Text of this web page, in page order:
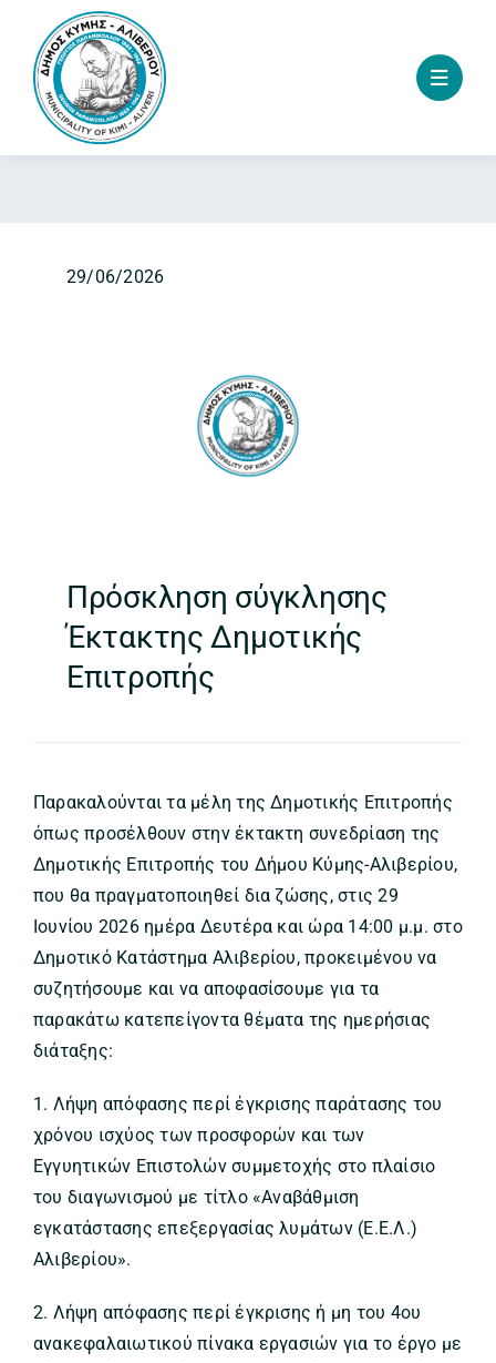
content
29/06/2026
Πρόσκληση σύγκλησης
Έκτακτης Δημοτικής
Επιτροπής
Παρακαλούνται τα μέλη της Δημοτικής Επιτροπής
όπως προσέλθουν στην έκτακτη συνεδρίαση της
Δημοτικής Επιτροπής του Δήμου Κύμης-Αλιβερίου,
που θα πραγματοποιηθεί δια ζώσης, στις 29
Ιουνίου 2026 ημέρα Δευτέρα και ώρα 14:00 μ.μ. στο
Δημοτικό Κατάστημα Αλιβερίου, προκειμένου να
συζητήσουμε και να αποφασίσουμε για τα
παρακάτω κατεπείγοντα θέματα της ημερήσιας
διάταξης:
1. Λήψη απόφασης περί έγκρισης παράτασης του
χρόνου ισχύος των προσφορών και των
Εγγυητικών Επιστολών συμμετοχής στο πλαίσιο
του διαγωνισμού με τίτλο «Αναβάθμιση
εγκατάστασης επεξεργασίας λυμάτων (Ε.Ε.Λ.)
Αλιβερίου».
2. Λήψη απόφασης περί έγκρισης ή μη του 4ου
ανακεφαλαιωτικού πίνακα εργασιών για το έργο με